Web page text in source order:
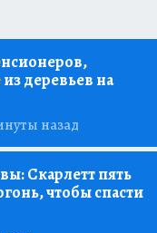
деревьев на
назад
Скарлетт пять
чтобы спасти